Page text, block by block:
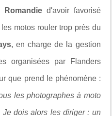
Romandied'avoir favorisé
motos rouler trop près du
, en charge de la gestion
organisées par Flanders
que prend le phénomène :
les photographes à moto
Je dois alors les diriger : un